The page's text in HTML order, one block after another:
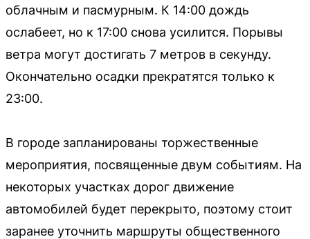
облачным и пасмурным. К 14:00 дождь
ослабеет, но к 17:00 снова усилится. Порывы
ветра могут достигать 7 метров в секунду.
Окончательно осадки прекратятся только к
23:00.
В городе запланированы торжественные
мероприятия, посвященные двум событиям. На
некоторых участках дорог движение
автомобилей будет перекрыто, поэтому стоит
заранее уточнить маршруты общественного